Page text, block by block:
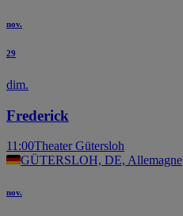
nov.
29
dim.
Frederick
11:00Theater Gütersloh
GÜTERSLOH, DE, Allemagne
nov.